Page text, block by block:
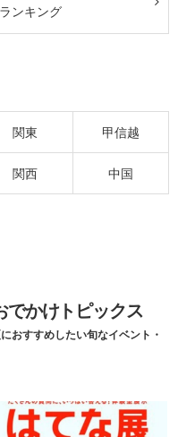
ランキング
関東 甲信越
関西 中国
でかけトピックス
おすすめしたい旬なイベント・